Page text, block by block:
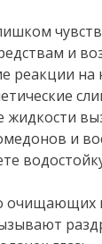
и
реакции на
жидкости
и
очищающих